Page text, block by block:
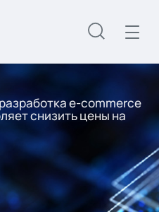
e-commerce
снизить цены на